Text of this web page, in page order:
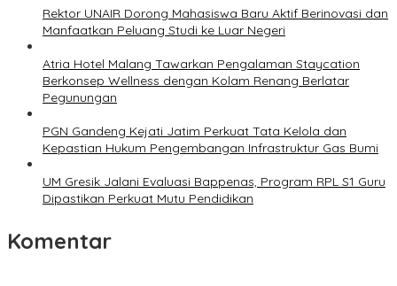
Rektor UNAIR Dorong Mahasiswa Baru Aktif Berinovasi dan
Manfaatkan Peluang Studi ke Luar Negeri
Atria Hotel Malang Tawarkan Pengalaman Staycation
Berkonsep Wellness dengan Kolam Renang Berlatar
Pegunungan
PGN Gandeng Kejati Jatim Perkuat Tata Kelola dan
Kepastian Hukum Pengembangan Infrastruktur Gas Bumi
UM Gresik Jalani Evaluasi Bappenas, Program RPL S1 Guru
Dipastikan Perkuat Mutu Pendidikan
Komentar